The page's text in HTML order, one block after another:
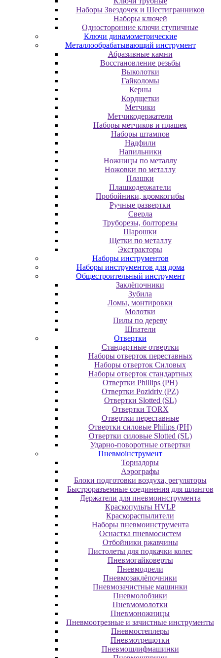
Наборы Звездочек и Шестигранников
Наборы ключей
Односторонние ключи ступичные
Ключи динамометрические
Металлообрабатывающий инструмент
Абразивные камни
Восстановление резьбы
Выколотки
Гайколомы
Керны
Кордщетки
Метчики
Метчикодержатели
Наборы метчиков и плашек
Наборы штампов
Надфили
Напильники
Ножницы по металлу
Ножовки по металлу
Плашки
Плашкодержатели
Пробойники, кромкогибы
Ручные развертки
Сверла
Труборезы, болторезы
Шарошки
Щетки по металлу
Экcтpaктopы
Наборы инструментов
Наборы инструментов для дома
Общестроительный инструмент
Заклёпочники
Зубила
Ломы, монтировки
Молотки
Пилы по дереву
Шпатели
Отвертки
Cтандартные отвертки
Наборы отверток переставных
Наборы отверток Силовых
Наборы отверток стандартных
Отвертки Phillips (PH)
Отвертки Pozidriv (PZ)
Отвертки Slotted (SL)
Отвертки TORX
Отвертки переставные
Отвертки силовые Philips (PH)
Отвертки силовые Slotted (SL)
Ударно-поворотные отвертки
Пневмоінструмент
Topнaдopы
Аэрографы
Блоки подготовки воздуха, регуляторы
Быстроразъемные соединения для шлангов
Держатели для пневмоинструмента
Краскопульты HVLP
Краскораспылители
Наборы пневмоинструмента
Оснастка пневмосистем
Отбойники ржавчины
Пистолеты для подкачки колес
Пневмогайковерты
Пневмодрели
Пневмозаклёпочники
Пневмозачистные машинки
Пневмолобзики
Пневмомолотки
Пневмоножницы
Пневмоотрезные и зачистные инструменты
Пневмостеплеры
Пневмотрещотки
Пневмошлифмашинки